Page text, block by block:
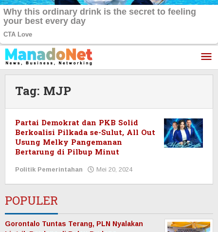
Lewati
ke
konten
Tag: MJP
Partai Demokrat dan PKB Solid
Berkoalisi Pilkada se-Sulut, All Out
Usung Melky Pangemanan
Bertarung di Pilbup Minut
Politik Pemerintahan Mei 20, 2024
POPULER
Gorontalo Tuntas Terang, PLN Nyalakan